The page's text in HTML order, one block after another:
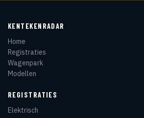
KENTEKENRADAR
Home
Registraties
Wagenpark
Modellen
REGISTRATIES
Elektrisch